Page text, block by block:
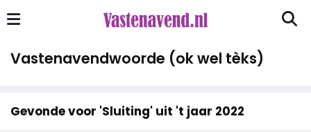
Vastenavendwoorde (ok wel tèks)
Gevonde voor 'Sluiting' uit 't jaar 2022